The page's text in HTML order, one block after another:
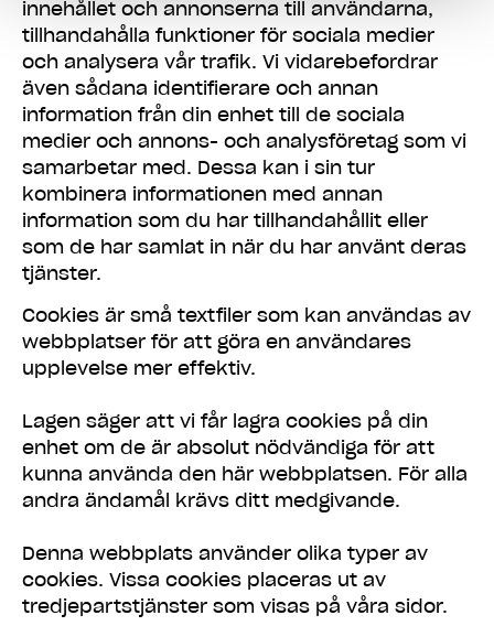
innehållet och annonserna till användarna,
tillhandahålla funktioner för sociala medier
och analysera vår trafik. Vi vidarebefordrar
även sådana identifierare och annan
information från din enhet till de sociala
medier och annons- och analysföretag som vi
samarbetar med. Dessa kan i sin tur
kombinera informationen med annan
information som du har tillhandahållit eller
som de har samlat in när du har använt deras
tjänster.
Cookies är små textfiler som kan användas av
webbplatser för att göra en användares
upplevelse mer effektiv.
Lagen säger att vi får lagra cookies på din
enhet om de är absolut nödvändiga för att
kunna använda den här webbplatsen. För alla
andra ändamål krävs ditt medgivande.
Denna webbplats använder olika typer av
cookies. Vissa cookies placeras ut av
tredjepartstjänster som visas på våra sidor.